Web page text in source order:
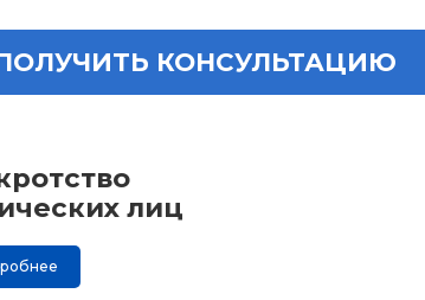
КОНСУЛЬТАЦИЮ
лиц